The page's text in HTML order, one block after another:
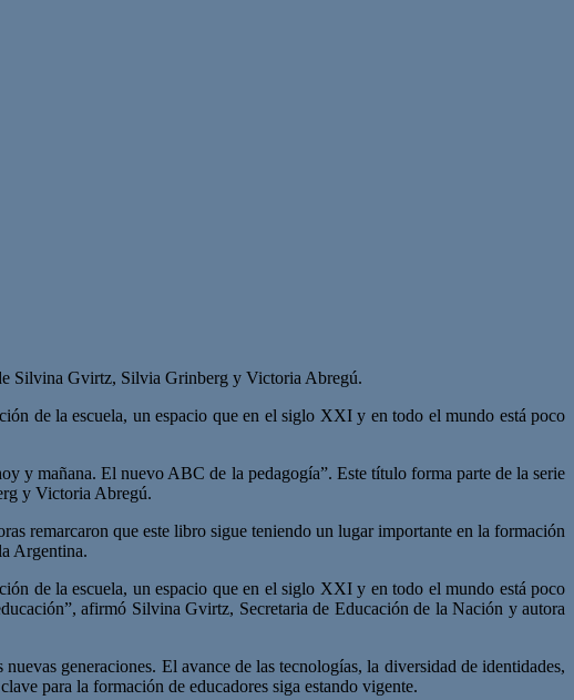
Silvina Gvirtz, Silvia Grinberg y Victoria Abregú.
de la escuela, un espacio que en el siglo XXI y en todo el mundo está poco
y mañana. El nuevo ABC de la pedagogía”. Este título forma parte de la serie
y Victoria Abregú.
remarcaron que este libro sigue teniendo un lugar importante en la formación
Argentina.
de la escuela, un espacio que en el siglo XXI y en todo el mundo está poco
afirmó Silvina Gvirtz, Secretaria de Educación de la Nación y autora
generaciones. El avance de las tecnologías, la diversidad de identidades,
para la formación de educadores siga estando vigente.